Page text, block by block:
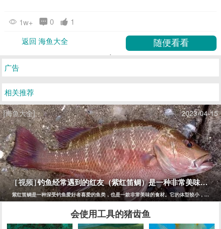
1w+ 0
1
返回 海鱼大全
广告
相关推荐
[海鱼大全] 2023-04-15
[视频]钓鱼经常遇到的红友（紫红笛鲷）是一种非常美味的鱼
紫红笛鲷是一种深受钓鱼爱好者喜爱的鱼类，也是一款非常美味的食材。它的体型较小，一般
会使用工具的猪齿鱼